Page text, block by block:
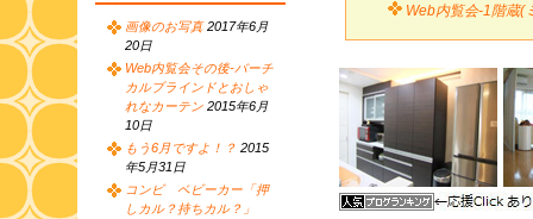
Web内覧会-1階蔵(
画像のお写真 2017年6月
20日
Web内覧会その後-バーチ
カルブラインドとおしゃ
れなカーテン 2015年6月
10日
もう6月ですよ！？ 2015
年5月31日
コンビ ベビーカー「押
しカル？持ちカル？」